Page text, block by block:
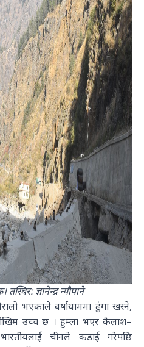
तस्बिर: ज्ञानेन्द्र न्यौपाने
भएकाले वर्षायाममा ढुंगा खस्ने,
उच्च छ । हुम्ला भएर कैलाश–
भारतीयलाई चीनले कडाई गरेपछि